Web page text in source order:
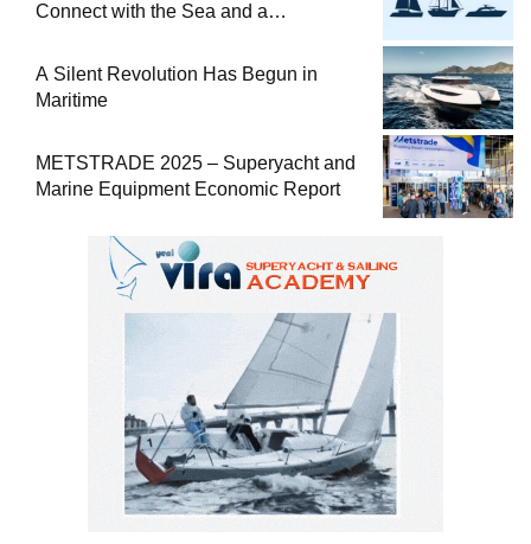
Connect with the Sea and a
A Silent Revolution Has Begun in
Maritime
METSTRADE 2025 – Superyacht and
Marine Equipment Economic Report